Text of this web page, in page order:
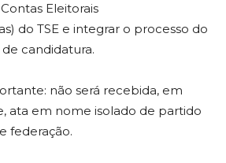
Eleitorais
do TSE e integrar o processo do
candidatura.
não será recebida, em
ata em nome isolado de partido
federação.